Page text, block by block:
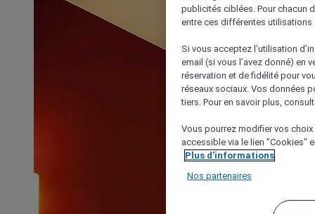
publicités ciblées. Pour chacun
entre ces différentes utilisations
Si vous acceptez l’utilisation
email (si vous l’avez donné) en
réservation et de fidélité pour
réseaux sociaux. Vos données
tiers. Pour en savoir plus,
Vous pourrez modifier vos
accessible via le lien "Cookies"
Plus d'informations
Nos partenaires